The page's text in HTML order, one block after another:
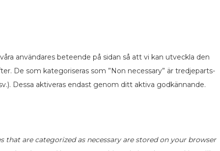
användares beteende på sidan så att vi kan utveckla den
De som kategoriseras som ”Non necessary” är tredjeparts-
Dessa aktiveras endast genom ditt aktiva godkännande.
are categorized as necessary are stored on your browser